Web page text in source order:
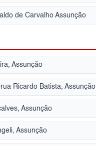
de Carvalho Assunção
Assunção
Ricardo Batista, Assunção
Assunção
Assunção